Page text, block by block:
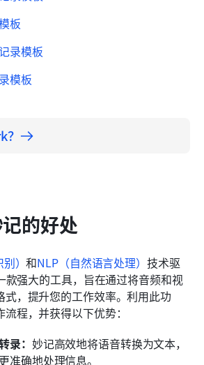
板
录模板
模板
的好处
别）和NLP（自然语言处理） 技术驱
款强大的工具，旨在通过将音频和视
式，提升您的工作效率。利用此功
程，并获得以下优势：
录： 妙记高效地将语音转换为文本，
准确地处理信息。